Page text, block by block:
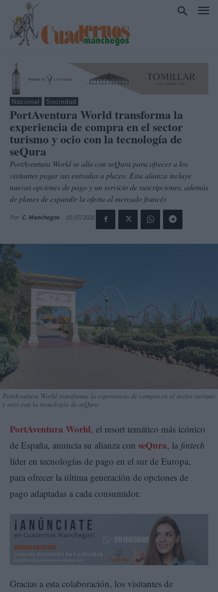
Nacional Sociedad
PortAventura World transforma la
experiencia de compra en el sector
turismo y ocio con la tecnología de
seQura
PortAventura World se alía con seQura para ofrecer a los
visitantes pagar sus entradas a plazos. Esta alianza incluye
nuevas opciones de pago y un servicio de suscripciones, además
de planes de expandir la oferta al mercado francés
Por C. Manchegos 01/07/2025
PortAventura World transforma la experiencia de compra en el sector turismo
y ocio con la tecnología de seQura
PortAventura World, el resort temático más icónico
de España, anuncia su alianza con seQura, la fintech
líder en tecnologías de pago en el sur de Europa,
para ofrecer la última generación de opciones de
pago adaptadas a cada consumidor.
Gracias a esta colaboración, los visitantes de